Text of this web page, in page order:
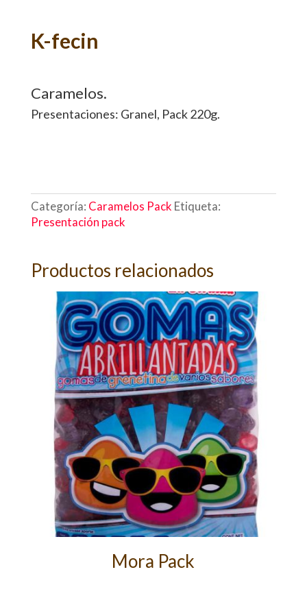
K-fecin
Caramelos.
Presentaciones: Granel, Pack 220g.
Categoría: Caramelos Pack Etiqueta:
Presentación pack
Productos relacionados
Mora Pack